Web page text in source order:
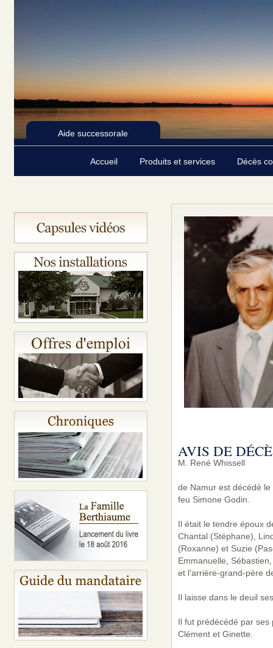
Aide successorale
Accueil Produits et services Décès
AVIS DE
M. René Whissell
de Namur est décédé
feu Simone Godin.
Il était le tendre époux
Chantal (Stéphane),
(Roxanne) et Suzie
Emmanuelle,
et l'arrière-grand-père
Il laisse dans le deuil
Il fut prédécédé par
Clément et Ginette.